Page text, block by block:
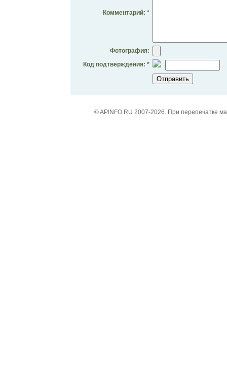
Комментарий: *
Фотография:
Код подтверждения: *
© APINFO.RU 2007-2026. При перепечатке